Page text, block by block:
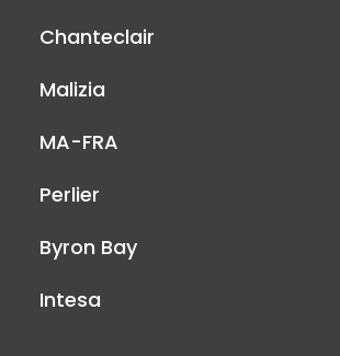
Chanteclair
Malizia
MA-FRA
Perlier
Byron Bay
Intesa